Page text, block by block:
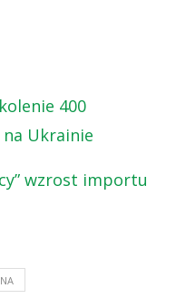
400
Ukrainie
wzrost importu